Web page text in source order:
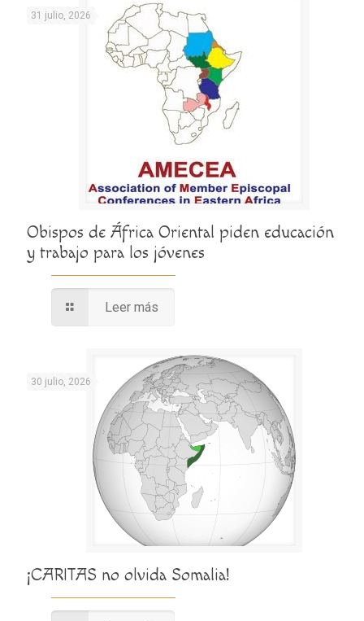
31 julio, 2026
Obispos de África Oriental piden educación
y trabajo para los jóvenes
Leer más
30 julio, 2026
¡CARITAS no olvida Somalia!